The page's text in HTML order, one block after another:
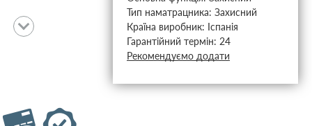
Тип наматрацника: Захисний
Країна виробник: Іспанія
Гарантійний термін: 24
Рекомендуємо додати